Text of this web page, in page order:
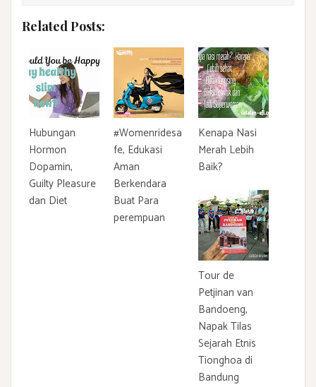
Related Posts:
Hubungan
Hormon
Dopamin,
Guilty Pleasure
dan Diet
#Womenridesa
fe, Edukasi
Aman
Berkendara
Buat Para
perempuan
Kenapa Nasi
Merah Lebih
Baik?
Tour de
Petjinan van
Bandoeng,
Napak Tilas
Sejarah Etnis
Tionghoa di
Bandung